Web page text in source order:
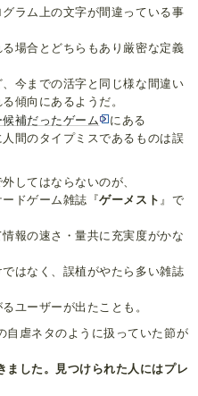
ラム上の文字が間違っている事
場合とどちらもあり厳密な定義
今までの活字と同じ様な間違い
傾向にあるようだ。
補だったゲーム
にある
人間のタイプミスであるものは誤
してはならないのが、
ドゲーム雑誌『ゲーメスト 』で
報の速さ・量共に充実度がかな
はなく、誤植がやたら多い雑誌
ユーザーが出たことも。
自虐ネタのように扱っていた節が
ました。見つけられた人にはプレ